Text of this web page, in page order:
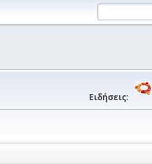
Ειδήσεις: